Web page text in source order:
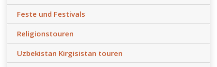
Feste und Festivals
Religionstouren
Uzbekistan Kirgisistan touren